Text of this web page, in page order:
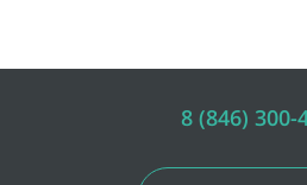
8 (846) 300-